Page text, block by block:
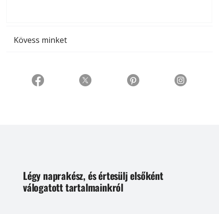
Kövess minket
Légy naprakész, és értesülj elsőként
válogatott tartalmainkról